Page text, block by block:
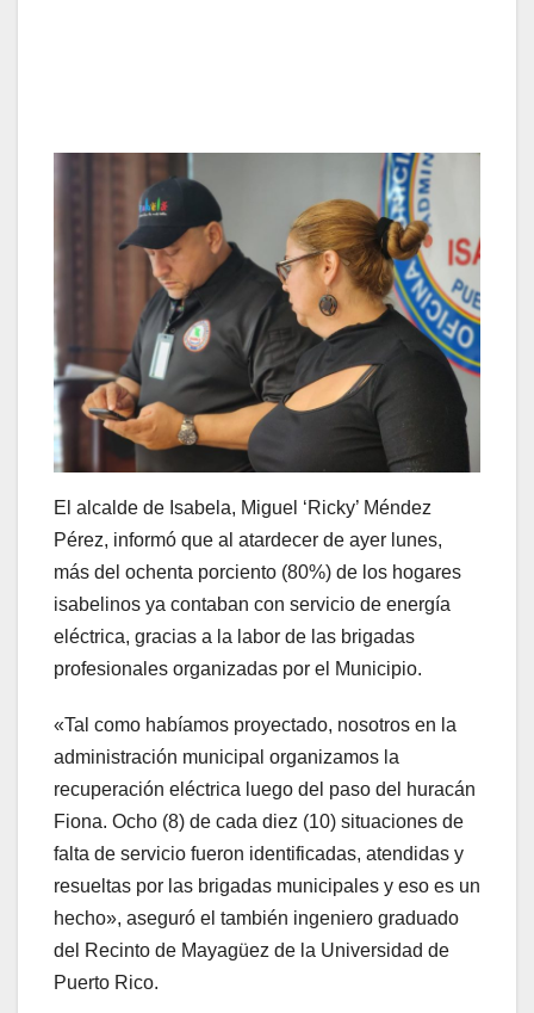
El alcalde de Isabela, Miguel ‘Ricky’ Méndez
Pérez, informó que al atardecer de ayer lunes,
más del ochenta porciento (80%) de los hogares
isabelinos ya contaban con servicio de energía
eléctrica, gracias a la labor de las brigadas
profesionales organizadas por el Municipio.
«Tal como habíamos proyectado, nosotros en la
administración municipal organizamos la
recuperación eléctrica luego del paso del huracán
Fiona. Ocho (8) de cada diez (10) situaciones de
falta de servicio fueron identificadas, atendidas y
resueltas por las brigadas municipales y eso es un
hecho», aseguró el también ingeniero graduado
del Recinto de Mayagüez de la Universidad de
Puerto Rico.